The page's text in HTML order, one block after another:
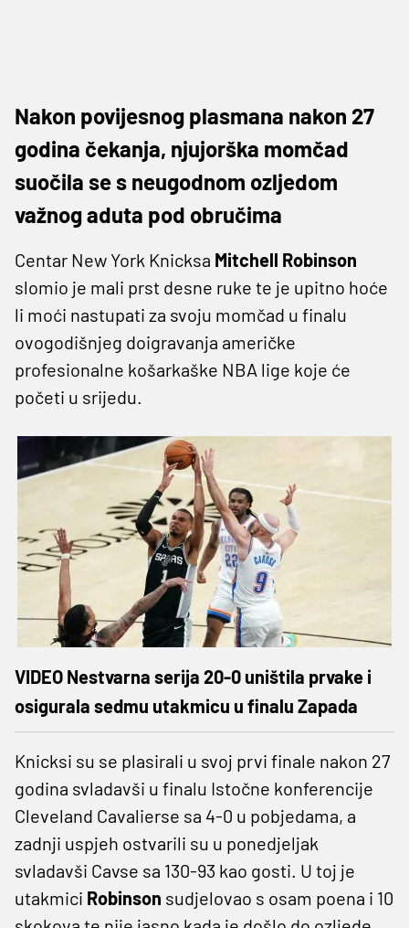
Nakon povijesnog plasmana nakon 27
godina čekanja, njujorška momčad
suočila se s neugodnom ozljedom
važnog aduta pod obručima
Centar New York Knicksa Mitchell Robinson
slomio je mali prst desne ruke te je upitno hoće
li moći nastupati za svoju momčad u finalu
ovogodišnjeg doigravanja američke
profesionalne košarkaške NBA lige koje će
početi u srijedu.
VIDEO Nestvarna serija 20-0 uništila prvake i
osigurala sedmu utakmicu u finalu Zapada
Knicksi su se plasirali u svoj prvi finale nakon 27
godina svladavši u finalu Istočne konferencije
Cleveland Cavalierse sa 4-0 u pobjedama, a
zadnji uspjeh ostvarili su u ponedjeljak
svladavši Cavse sa 130-93 kao gosti. U toj je
utakmici Robinson sudjelovao s osam poena i 10